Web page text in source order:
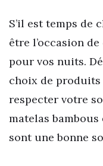
S’il est temps de
être l’occasion
pour vos nuits.
choix de
respecter votre
matelas
sont une bonne